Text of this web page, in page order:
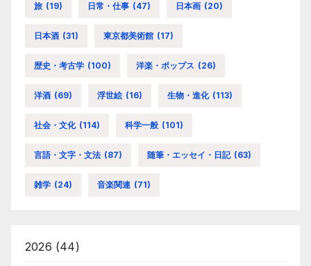
旅 (19) 日常・仕事 (47) 日本画 (20)
日本酒 (31) 東京都美術館 (17)
歴史・考古学 (100) 洋楽・ポップス (26)
洋酒 (69) 浮世絵 (16) 生物・進化 (113)
社会・文化 (114) 科学一般 (101)
言語・文字・文法 (87) 随筆・エッセイ・日記 (63)
雑学 (24) 音楽関連 (71)
2026 (44)